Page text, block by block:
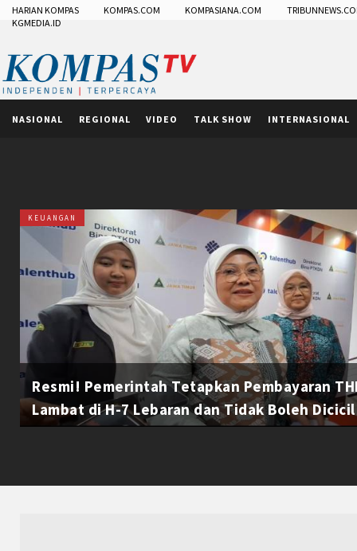
HARIAN KOMPAS KOMPAS.COM KOMPASIANA.COM
KGMEDIA.ID
NASIONAL REGIONAL VIDEO TALK SHOW INTERNASIONAL
KEUANGAN
Resmi! Pemerintah Tetapkan Pembayaran
Lambat di H-7 Lebaran dan Tidak Boleh Dicicil